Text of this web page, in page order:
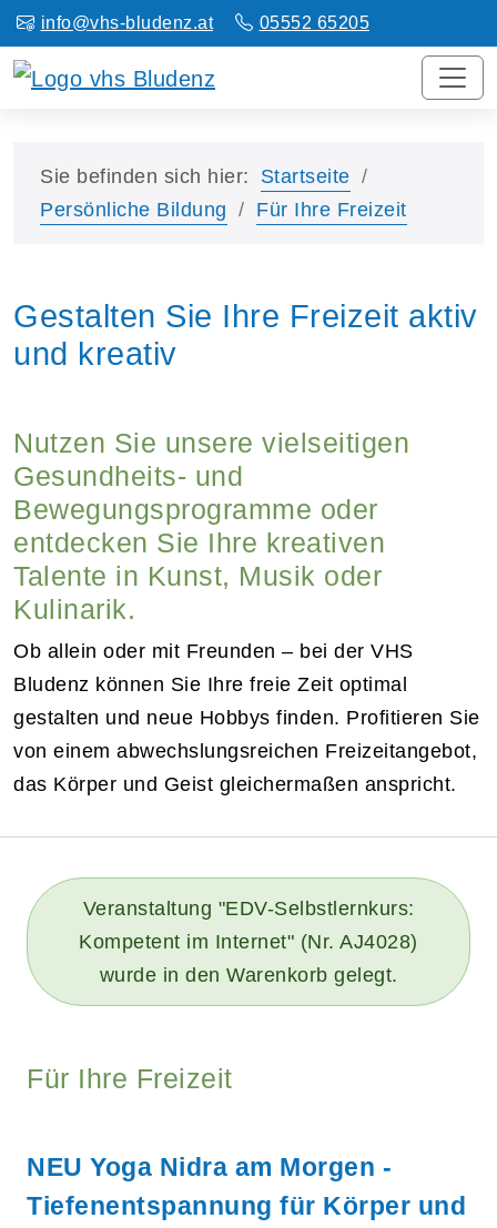
info@vhs-bludenz.at 05552 65205
Sie befinden sich hier:
Startseite
Persönliche Bildung
Für Ihre Freizeit
Gestalten Sie Ihre Freizeit aktiv
und kreativ
Nutzen Sie unsere vielseitigen
Gesundheits- und
Bewegungsprogramme oder
entdecken Sie Ihre kreativen
Talente in Kunst, Musik oder
Kulinarik.
Ob allein oder mit Freunden – bei der VHS
Bludenz können Sie Ihre freie Zeit optimal
gestalten und neue Hobbys finden. Profitieren Sie
von einem abwechslungsreichen Freizeitangebot,
das Körper und Geist gleichermaßen anspricht.
Veranstaltung "EDV-Selbstlernkurs:
Kompetent im Internet" (Nr. AJ4028)
wurde in den Warenkorb gelegt.
Für Ihre Freizeit
NEU Yoga Nidra am Morgen -
Tiefenentspannung für Körper und